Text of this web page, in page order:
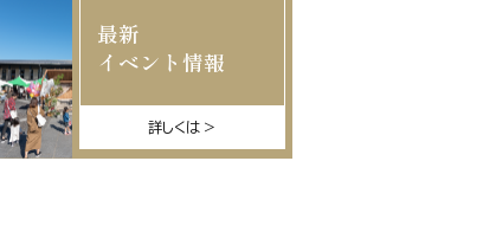
最新
イベント情報
詳しくは